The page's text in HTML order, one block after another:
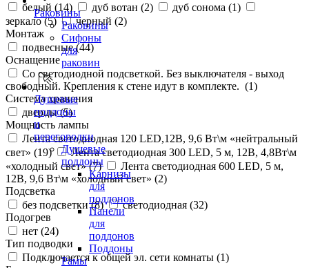
Раковины
Раковины
Сифоны
для
раковин
Душевые
поддоны
и
перегородки
Душевые
поддоны
Карнизы
для
поддонов
Панели
для
поддонов
Поддоны
Рамы
белый (14) дуб вотан (2) дуб сонома (1)
зеркало (5) черный (2)
Монтаж
подвесные (44)
Оснащение
Со светодиодной подсветкой. Без выключателя - выход
свободный. Крепления к стене идут в комплекте. (1)
Система хранения
дверцы (5)
Мощность лампы
Лента светодиодная 120 LED,12В, 9,6 Вт\м «нейтральный
свет» (19)
Лента светодиодная 300 LED, 5 м, 12В, 4,8Вт\м
«холодный свет» (7)
Лента светодиодная 600 LED, 5 м,
12В, 9,6 Вт\м «холодный свет» (2)
Подсветка
без подсветки (8) светодиодная (32)
Подогрев
нет (24)
Тип подводки
Подключается к общей эл. сети комнаты (1)